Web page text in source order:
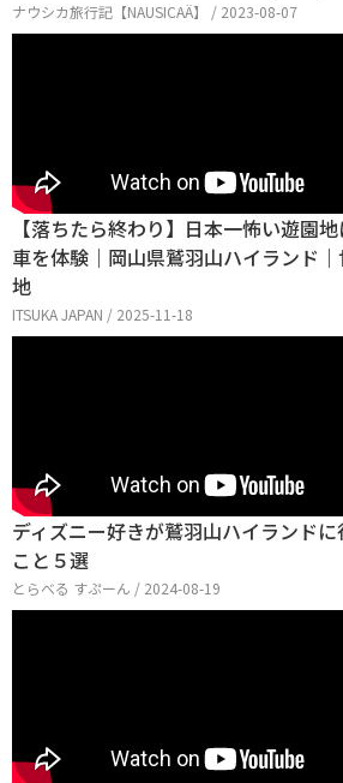
ナウシカ旅行記【NAUSICAÄ】 / 2023-08-07
【落ちたら終わり】日本一怖い遊園
車を体験｜岡山県鷲羽山ハイランド
地
ITSUKA JAPAN / 2025-11-18
ディズニー好きが鷲羽山ハイランド
こと５選
とらべる すぷーん / 2024-08-19